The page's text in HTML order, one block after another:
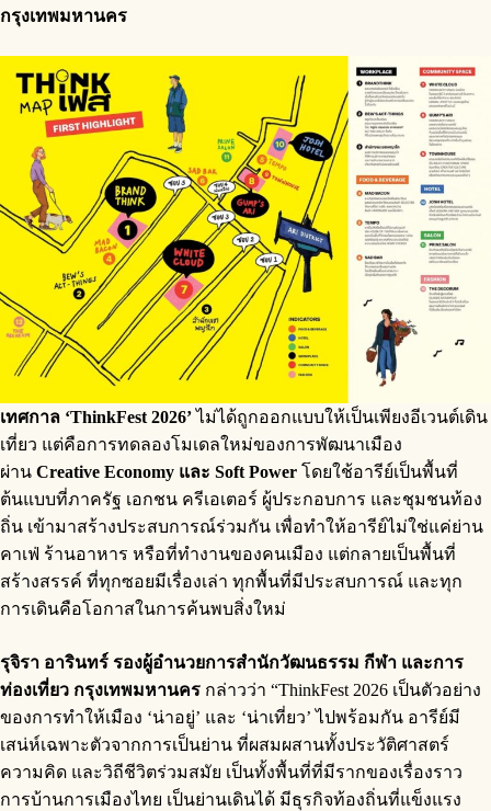
กรุงเทพมหานคร
เทศกาล ‘ThinkFest 2026’ไม่ได้ถูกออกแบบให้เป็นเพียงอีเวนต์เดิน
เที่ยว แต่คือการทดลองโมเดลใหม่ของการพัฒนาเมือง
ผ่าน Creative Economy และ Soft Power โดยใช้อารีย์เป็นพื้นที่
ต้นแบบที่ภาครัฐ เอกชน ครีเอเตอร์ ผู้ประกอบการ และชุมชนท้อง
ถิ่น เข้ามาสร้างประสบการณ์ร่วมกัน เพื่อทำให้อารีย์ไม่ใช่แค่ย่าน
คาเฟ่ ร้านอาหาร หรือที่ทำงานของคนเมือง แต่กลายเป็นพื้นที่
สร้างสรรค์ ที่ทุกซอยมีเรื่องเล่า ทุกพื้นที่มีประสบการณ์ และทุก
การเดินคือโอกาสในการค้นพบสิ่งใหม่
รุจิรา อารินทร์ รองผู้อำนวยการสำนักวัฒนธรรม กีฬา และการ
ท่องเที่ยว กรุงเทพมหานคร กล่าวว่า “ThinkFest 2026 เป็นตัวอย่าง
ของการทำให้เมือง ‘น่าอยู่’ และ ‘น่าเที่ยว’ ไปพร้อมกัน อารีย์มี
เสน่ห์เฉพาะตัวจากการเป็นย่าน ที่ผสมผสานทั้งประวัติศาสตร์
ความคิด และวิถีชีวิตร่วมสมัย เป็นทั้งพื้นที่ที่มีรากของเรื่องราว
การบ้านการเมืองไทย เป็นย่านเดินได้ มีธุรกิจท้องถิ่นที่แข็งแรง